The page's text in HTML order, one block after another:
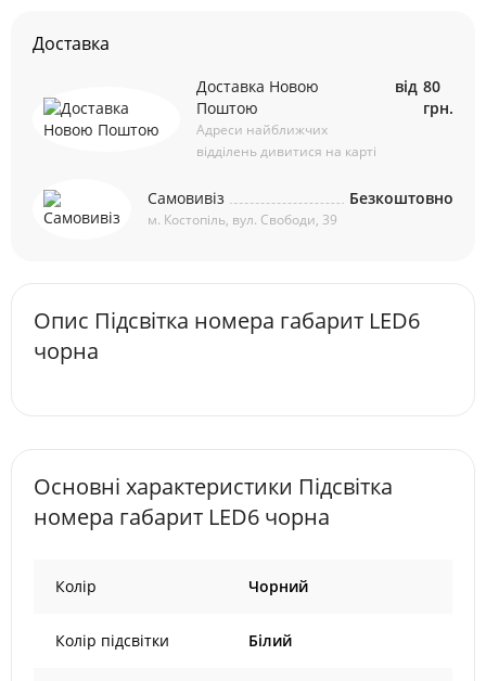
Доставка
Доставка Новою
Поштою
Адреси найближчих
відділень дивитися на карті
від 80
грн.
Самовивіз
м. Костопіль, вул. Свободи, 39
Безкоштовно
Опис Підсвітка номера габарит LED6
чорна
Основні характеристики Підсвітка
номера габарит LED6 чорна
Колір Чорний
Колір підсвітки Білий